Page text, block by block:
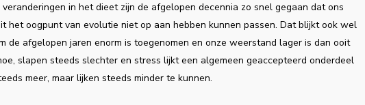
in het dieet zijn de afgelopen decennia zo snel gegaan dat ons
het oogpunt van evolutie niet op aan hebben kunnen passen. Dat blijkt ook wel
de afgelopen jaren enorm is toegenomen en onze weerstand lager is dan ooit
slapen steeds slechter en stress lijkt een algemeen geaccepteerd onderdeel
meer, maar lijken steeds minder te kunnen.